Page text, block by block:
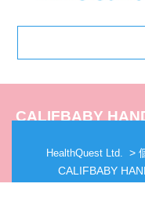
CALIFBABY
HealthQuest Ltd. >
CALIFBABY